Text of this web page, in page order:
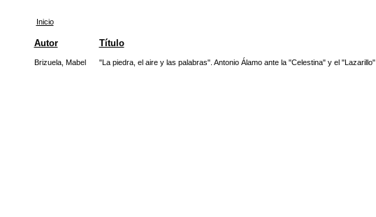
Inicio
Autor Título
Brizuela, Mabel "La piedra, el aire y las palabras". Antonio Álamo ante la "Celestina" y el "Lazarillo"